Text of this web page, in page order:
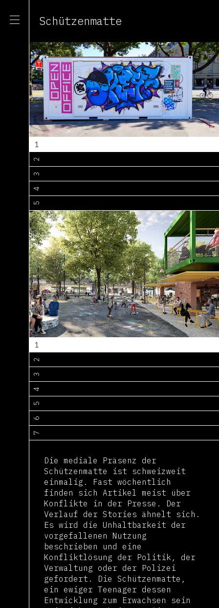
Schützenmatte
1
2
3
4
5
1
2
3
4
5
6
7
Die mediale Präsenz der
Schützenmatte ist schweizweit
einmalig. Fast wöchentlich
finden sich Artikel meist über
Konflikte in der Presse. Der
Verlauf der Stories ähnelt sich.
Es wird die Unhaltbarkeit der
vorgefallenen Nutzung
beschrieben und eine
Konfliktlösung der Politik, der
Verwaltung oder der Polizei
gefordert. Die Schützenmatte,
ein ewiger Teenager dessen
Entwicklung zum Erwachsen sein